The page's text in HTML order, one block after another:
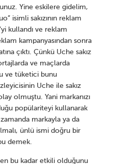
Yine eskilere gidelim,
isimli sakızının reklam
kullandı ve reklam
kampanyasından sonra
çıktı. Çünkü Uche sakız
ve maçlarda
ve tüketici bunu
Uche ile sakız
olmuştu. Yani markanızı
popülariteyi kullanarak
zamanda markayla ya da
ünlü ismi doğru bir
demek.
bu kadar etkili olduğunu